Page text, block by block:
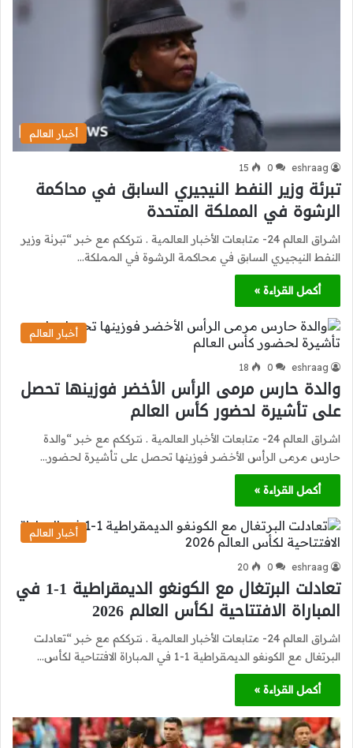
أخبار العالم
eshraag
0
15
تبرئة وزير النفط النيجيري السابق في محاكمة
الرشوة في المملكة المتحدة
اشراق العالم 24- متابعات الأخبار العالمية . نترككم مع خبر “تبرئة وزير
النفط النيجيري السابق في محاكمة الرشوة في المملكة…
أكمل القراءة »
أخبار العالم
eshraag
0
18
والدة حارس مرمى الرأس الأخضر فوزينها تحصل
على تأشيرة لحضور كأس العالم
اشراق العالم 24- متابعات الأخبار العالمية . نترككم مع خبر “والدة
حارس مرمى الرأس الأخضر فوزينها تحصل على تأشيرة لحضور…
أكمل القراءة »
أخبار العالم
eshraag
0
20
تعادلت البرتغال مع الكونغو الديمقراطية 1-1 في
المباراة الافتتاحية لكأس العالم 2026
اشراق العالم 24- متابعات الأخبار العالمية . نترككم مع خبر “تعادلت
البرتغال مع الكونغو الديمقراطية 1-1 في المباراة الافتتاحية لكأس…
أكمل القراءة »